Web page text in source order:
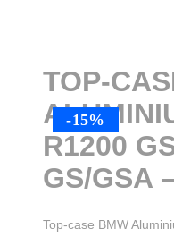
-15%
TOP-
R1200
GS/GSA
Top-case BMW